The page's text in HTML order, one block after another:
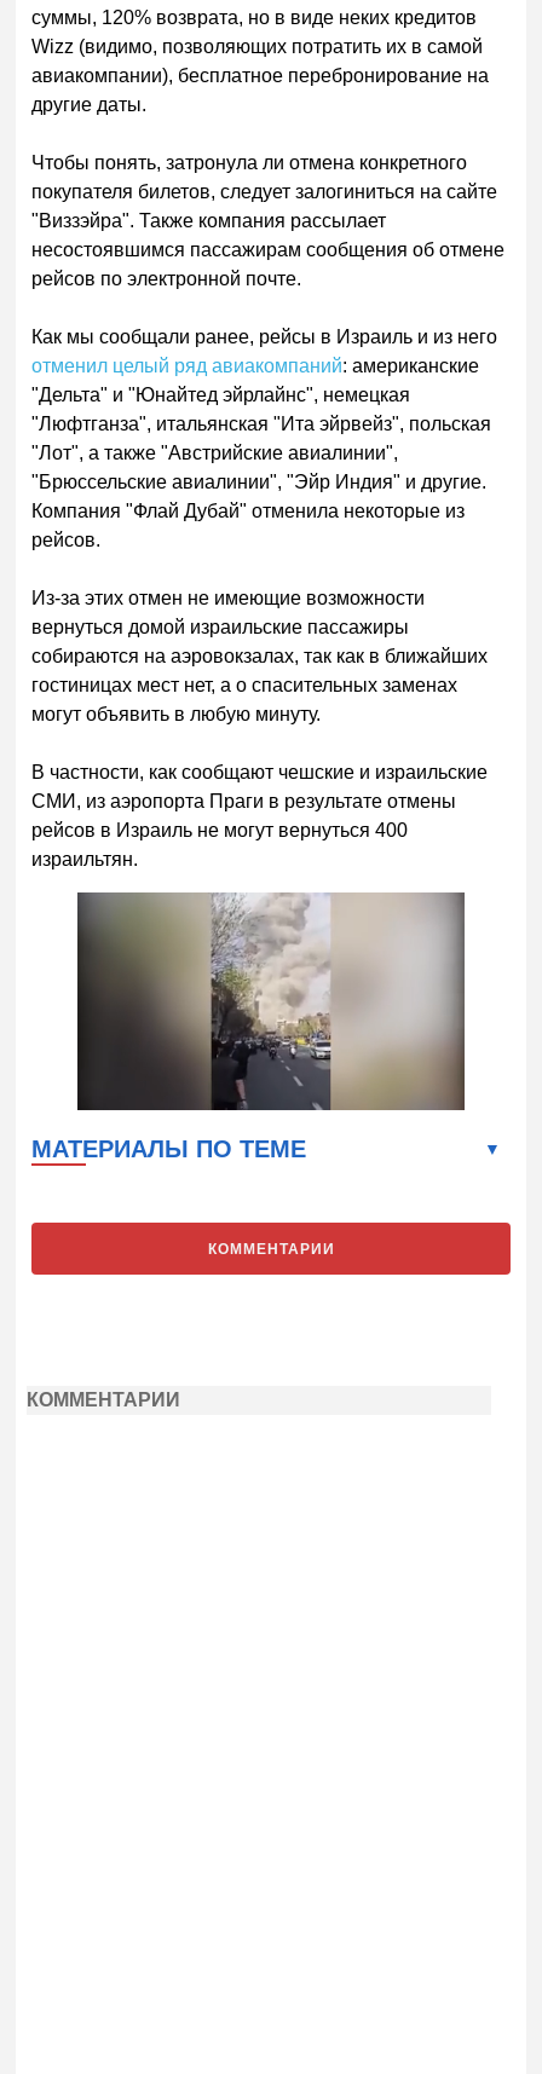
суммы, 120% возврата, но в виде неких кредитов
Wizz (видимо, позволяющих потратить их в самой
авиакомпании), бесплатное перебронирование на
другие даты.
Чтобы понять, затронула ли отмена конкретного
покупателя билетов, следует залогиниться на сайте
"Виззэйра". Также компания рассылает
несостоявшимся пассажирам сообщения об отмене
рейсов по электронной почте.
Как мы сообщали ранее, рейсы в Израиль и из него
отменил целый ряд авиакомпаний: американские
"Дельта" и "Юнайтед эйрлайнс", немецкая
"Люфтганза", итальянская "Ита эйрвейз", польская
"Лот", а также "Австрийские авиалинии",
"Брюссельские авиалинии", "Эйр Индия" и другие.
Компания "Флай Дубай" отменила некоторые из
рейсов.
Из-за этих отмен не имеющие возможности
вернуться домой израильские пассажиры
собираются на аэровокзалах, так как в ближайших
гостиницах мест нет, а о спасительных заменах
могут объявить в любую минуту.
В частности, как сообщают чешские и израильские
СМИ, из аэропорта Праги в результате отмены
рейсов в Израиль не могут вернуться 400
израильтян.
МАТЕРИАЛЫ ПО ТЕМЕ
КОММЕНТАРИИ
КОММЕНТАРИИ